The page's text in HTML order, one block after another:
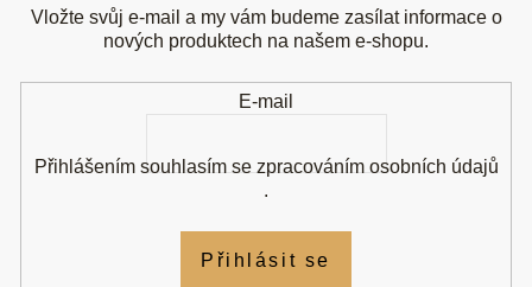
Vložte svůj e-mail a my vám budeme zasílat informace o
nových produktech na našem e-shopu.
E-mail
Přihlášením souhlasím se zpracováním osobních údajů
.
Přihlásit se